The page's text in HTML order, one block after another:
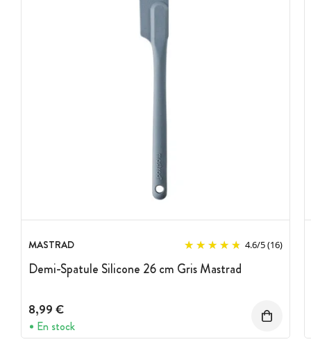
MASTRAD 4.6/5(16)
Demi-Spatule Silicone 26 cm Gris Mastrad
8,99 €
En stock